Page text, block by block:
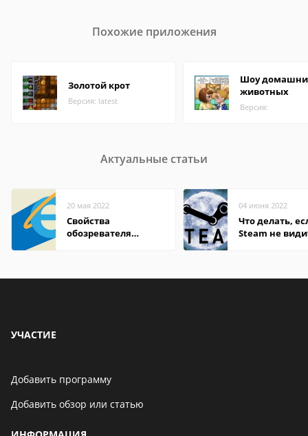
Похожие приложения
Золотой крот
Версия: latest
Шоу
животных
Версия:
Актуальные статьи
20 мая 2022
Свойства
обозревателя
04 июня 2022
Что делать,
Steam не
УЧАСТИЕ
Добавить программу
Добавить обзор или статью